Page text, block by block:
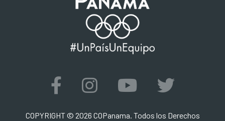
COPYRIGHT © 2026 COPanama. Todos los Derechos